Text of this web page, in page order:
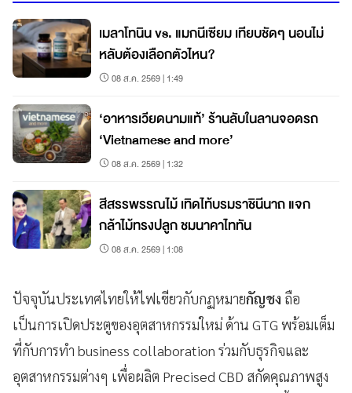
เมลาโทนิน vs. แมกนีเซียม เทียบชัดๆ นอนไม่
หลับต้องเลือกตัวไหน?
08 ส.ค. 2569 | 1:49
‘อาหารเวียดนามแท้’ ร้านลับในลานจอดรถ
‘Vietnamese and more’
08 ส.ค. 2569 | 1:32
สีสรรพรรณไม้ เทิดไท้บรมราชินีนาถ แจก
กล้าไม้ทรงปลูก ชมนาคาไททัน
08 ส.ค. 2569 | 1:08
ปัจจุบันประเทศไทยให้ไฟเขียวกับกฏหมายกัญชง ถือ
เป็นการเปิดประตูของอุตสาหกรรมใหม่ ด้าน GTG พร้อมเต็ม
ที่กับการทำ business collaboration ร่วมกับธุรกิจและ
อุตสาหกรรมต่างๆ เพื่อผลิต Precised CBD สกัดคุณภาพสูง